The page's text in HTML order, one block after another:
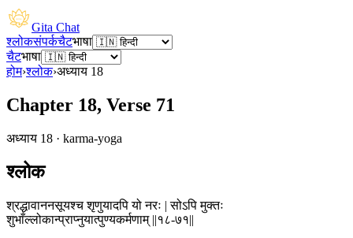
Gita Chat
श्लोकसंपर्कचैटभाषा
चैटभाषा
होम›श्लोक›अध्याय 18
Chapter 18, Verse 71
अध्याय 18 · karma-yoga
श्लोक
श्रद्धावाननसूयश्च शृणुयादपि यो नरः | सोऽपि मुक्तः
शुभाँल्लोकान्प्राप्नुयात्पुण्यकर्मणाम् ||१८-७१||